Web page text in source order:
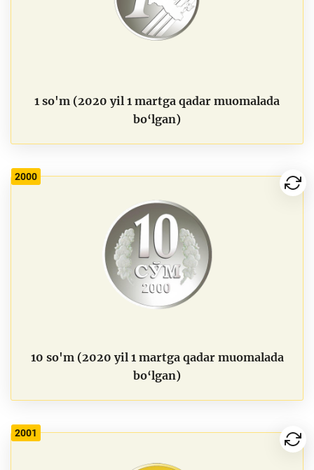
1 so'm (2020 yil 1 martga qadar muomalada
bo‘lgan)
10 so'm (2020 yil 1 martga qadar muomalada
bo‘lgan)
2000
2001